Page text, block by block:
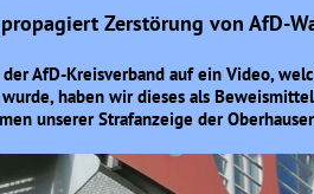
Zerstörung von AfD-
AfD-Kreisverband auf ein Video,
haben wir dieses als
unserer Strafanzeige der